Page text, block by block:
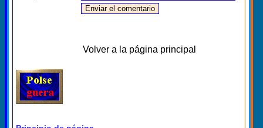
Volver a la página principal